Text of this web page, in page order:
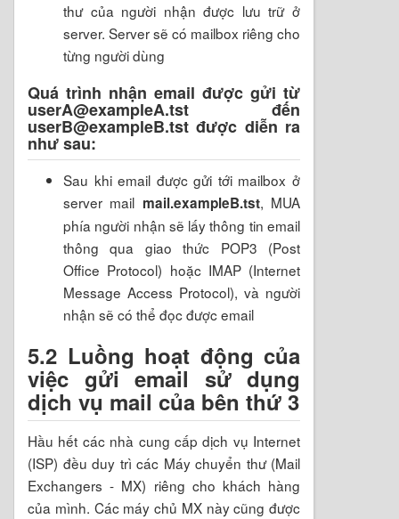
thư của người nhận được lưu trữ ở
server. Server sẽ có mailbox riêng cho
từng người dùng
Quá trình nhận email được gửi từ
userA@exampleA.tst đến
userB@exampleB.tst được diễn ra
như sau:
Sau khi email được gửi tới mailbox ở
server mail mail.exampleB.tst, MUA
phía người nhận sẽ lấy thông tin email
thông qua giao thức POP3 (Post
Office Protocol) hoặc IMAP (Internet
Message Access Protocol), và người
nhận sẽ có thể đọc được email
5.2 Luồng hoạt động của
việc gửi email sử dụng
dịch vụ mail của bên thứ 3
Hầu hết các nhà cung cấp dịch vụ Internet
(ISP) đều duy trì các Máy chuyển thư (Mail
Exchangers - MX) riêng cho khách hàng
của mình. Các máy chủ MX này cũng được